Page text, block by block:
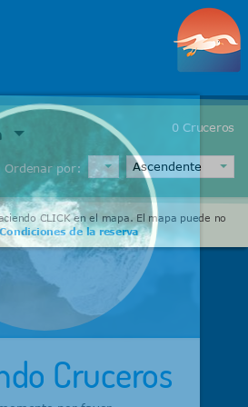
0 Cruceros
Ordenar por:
CLICK en el mapa. El mapa puede no
de la reserva
Cruceros